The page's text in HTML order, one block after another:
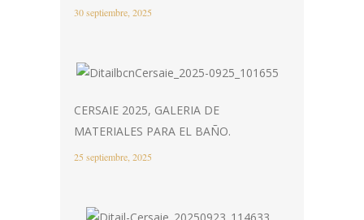
30 septiembre, 2025
CERSAIE 2025, GALERIA DE
MATERIALES PARA EL BAÑO.
25 septiembre, 2025